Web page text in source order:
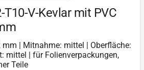
V-Kevlar mit PVC
mm | Mitnahme: mittel | Oberfläche:
mittel | für Folienverpackungen,
Teile